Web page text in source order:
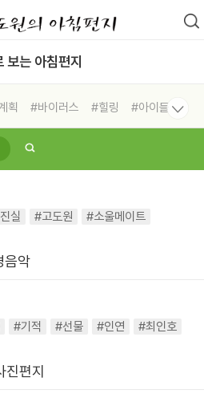
보는 아침편지
획 #바이러스 #힐링
#아이들
학교
실 #고도원
#소울메이트
#기적 #선물 #인연
#최인호